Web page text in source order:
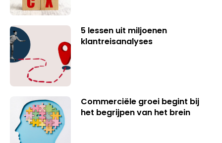
5 lessen uit miljoenen
klantreisanalyses
Commerciële groei begint bij
het begrijpen van het brein